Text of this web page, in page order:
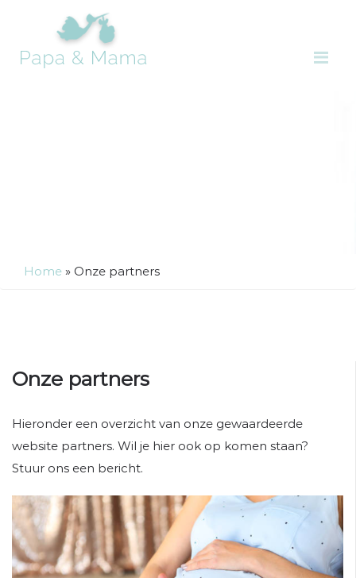
Home » Onze partners
Onze partners
Hieronder een overzicht van onze gewaardeerde
website partners. Wil je hier ook op komen staan?
Stuur ons een bericht.